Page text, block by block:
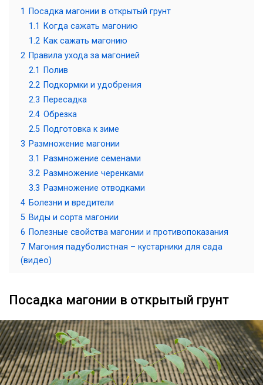
1
Посадка магонии в открытый грунт
1.1
Когда сажать магонию
1.2 Как сажать магонию
2 Правила ухода за магонией
2.1
Полив
2.2 Подкормки и удобрения
2.3 Пересадка
2.4 Обрезка
2.5 Подготовка к зиме
3 Размножение магонии
3.1
Размножение семенами
3.2 Размножение черенками
3.3 Размножение отводками
4 Болезни и вредители
5 Виды и сорта магонии
6 Полезные свойства магонии и противопоказания
7 Магония падуболистная – кустарники для сада
(видео)
Посадка магонии в открытый грунт